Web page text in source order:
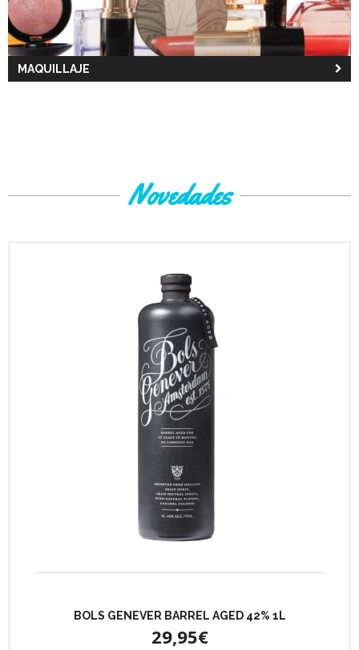
MAQUILLAJE
Novedades
BOLS GENEVER BARREL AGED 42% 1L
29,95€